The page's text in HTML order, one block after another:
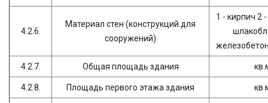
4.2.6.
Материал стен (конструкций для
сооружений)
1 - кирпич 2
4.2.7. Общая площадь здания
4.2.8. Площадь первого этажа здания